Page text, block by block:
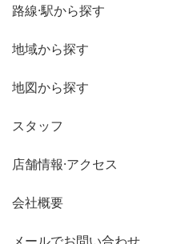
路線·駅から探す
地域から探す
地図から探す
スタッフ
店舗情報·アクセス
会社概要